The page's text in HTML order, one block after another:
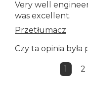
Very well
was excellent.
Przetłumacz
Czy ta opinia była
1 2